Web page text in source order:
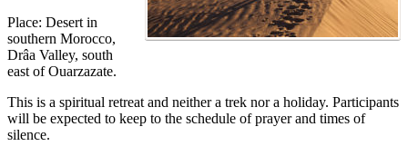
Place: Desert in
southern Morocco,
Drâa Valley, south
east of Ouarzazate.
This is a spiritual retreat and neither a trek nor a holiday. Participants
will be expected to keep to the schedule of prayer and times of
silence.